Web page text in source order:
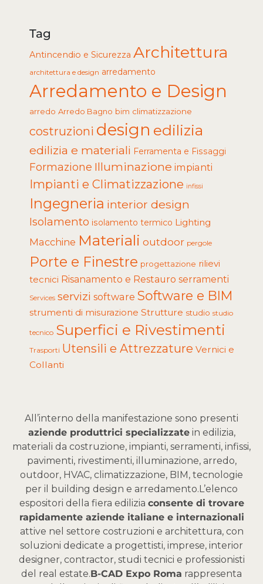
Tag
Antincendio e Sicurezza Architettura
architettura e design arredamento
Arredamento e Design
arredo Arredo Bagno bim climatizzazione
costruzioni design edilizia
edilizia e materiali Ferramenta e Fissaggi
Formazione Illuminazione impianti
Impianti e Climatizzazione infissi
Ingegneria interior design
Isolamento isolamento termico Lighting
Macchine Materiali outdoor pergole
Porte e Finestre progettazione rilievi
tecnici Risanamento e Restauro serramenti
Services servizi software Software e BIM
strumenti di misurazione Strutture studio studio
tecnico Superfici e Rivestimenti
Trasporti Utensili e Attrezzature Vernici e
Collanti
All’interno della manifestazione sono presenti
aziende produttrici specializzatein edilizia,
materiali da costruzione, impianti, serramenti, infissi,
pavimenti, rivestimenti, illuminazione, arredo,
outdoor, HVAC, climatizzazione, BIM, tecnologie
per il building design e arredamento. L’elenco
espositori della fiera edilizia consente di trovare
rapidamente aziende italiane e internazionali
attive nel settore costruzioni e architettura, con
soluzioni dedicate a progettisti, imprese, interior
designer, contractor, studi tecnici e professionisti
del real estate.B-CAD Expo Roma rappresenta